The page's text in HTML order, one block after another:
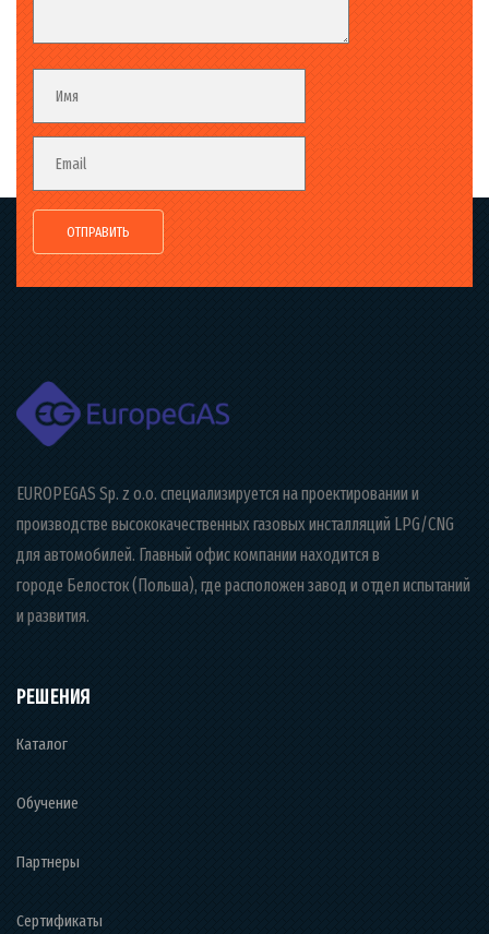
Fieldset
Имя
Email
EUROPEGAS Sp. z o.o. специализируется на проектировании и
производстве высококачественных газовых инсталляций LPG/CNG
для автомобилей. Главный офис компании находится в
городе Белосток (Польша), где расположен завод и отдел испытаний
и развития.
РЕШЕНИЯ
Каталог
Обучение
Партнеры
Сертификаты